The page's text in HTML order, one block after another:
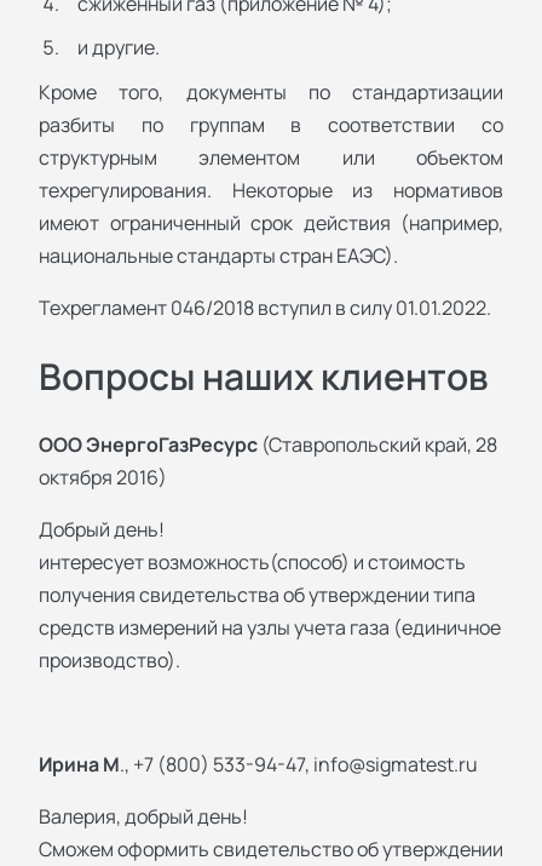
и другие.
Кроме того, документы по стандартизации
разбиты по группам в соответствии со
структурным элементом или объектом
техрегулирования. Некоторые из нормативов
имеют ограниченный срок действия (например,
национальные стандарты стран ЕАЭС).
Техрегламент 046/2018 вступил в силу 01.01.2022.
Вопросы наших клиентов
ООО ЭнергоГазРесурс (Ставропольский край, 28
октября 2016)
Добрый день!
интересует возможность(способ) и стоимость
получения свидетельства об утверждении типа
средств измерений на узлы учета газа (единичное
производство).
Ирина М., +7 (800) 533-94-47, info@sigmatest.ru
Валерия, добрый день!
Сможем оформить свидетельство об утверждении